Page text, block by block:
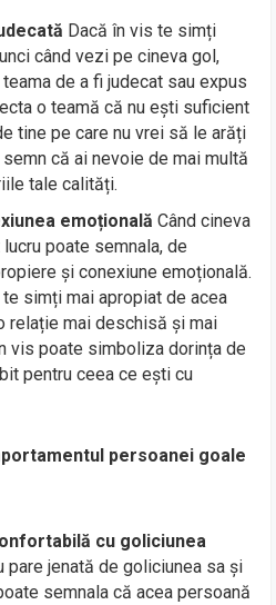
Dacă în vis te simți
când vezi pe cineva gol,
de a fi judecat sau expus
o teamă că nu ești suficient
tine pe care nu vrei să le arăți
că ai nevoie de mai multă
tale calități.
emoțională Când cineva
poate semnala, de
și conexiune emoțională.
simți mai apropiat de acea
relație mai deschisă și mai
vis poate simboliza dorința de
pentru ceea ce ești cu
persoanei goale
cu goliciunea
pare jenată de goliciunea sa și
semnala că acea persoană